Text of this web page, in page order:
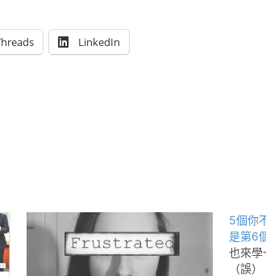
LinkedIn
5個你
是第6
也來學
（誤）